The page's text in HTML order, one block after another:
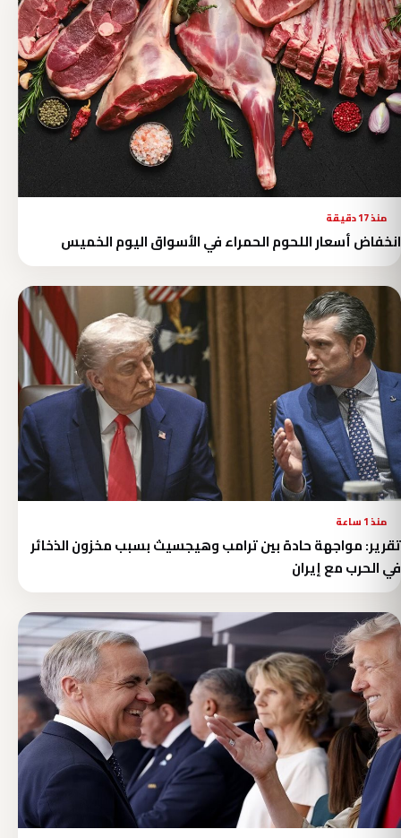
منذ 17 دقيقة
انخفاض أسعار اللحوم الحمراء في الأسواق اليوم الخميس
منذ 1 ساعة
تقرير: مواجهة حادة بين ترامب وهيجسيث بسبب مخزون الذخائر
في الحرب مع إيران